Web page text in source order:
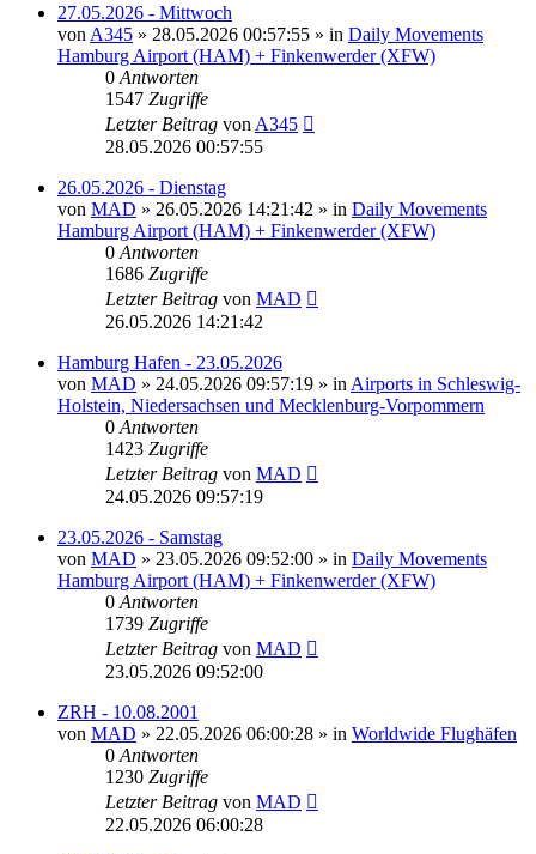
27.05.2026 - Mittwoch
von A345 » 28.05.2026 00:57:55 » in Daily Movements
Hamburg Airport (HAM) + Finkenwerder (XFW)
0 Antworten
1547 Zugriffe
Letzter Beitrag von A345
28.05.2026 00:57:55
26.05.2026 - Dienstag
von MAD » 26.05.2026 14:21:42 » in Daily Movements
Hamburg Airport (HAM) + Finkenwerder (XFW)
0 Antworten
1686 Zugriffe
Letzter Beitrag von MAD
26.05.2026 14:21:42
Hamburg Hafen - 23.05.2026
von MAD » 24.05.2026 09:57:19 » in Airports in Schleswig-
Holstein, Niedersachsen und Mecklenburg-Vorpommern
0 Antworten
1423 Zugriffe
Letzter Beitrag von MAD
24.05.2026 09:57:19
23.05.2026 - Samstag
von MAD » 23.05.2026 09:52:00 » in Daily Movements
Hamburg Airport (HAM) + Finkenwerder (XFW)
0 Antworten
1739 Zugriffe
Letzter Beitrag von MAD
23.05.2026 09:52:00
ZRH - 10.08.2001
von MAD » 22.05.2026 06:00:28 » in Worldwide Flughäfen
0 Antworten
1230 Zugriffe
Letzter Beitrag von MAD
22.05.2026 06:00:28